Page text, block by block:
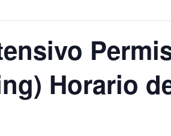
Horario